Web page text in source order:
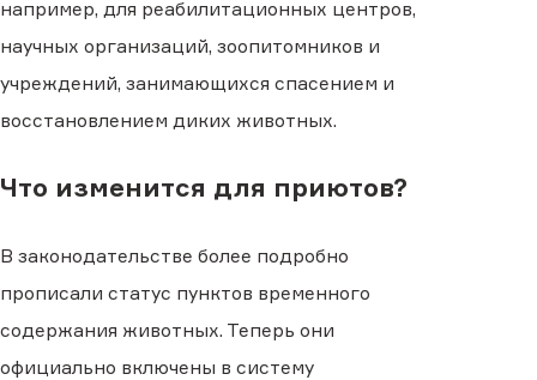
например, для реабилитационных центров,
научных организаций, зоопитомников и
учреждений, занимающихся спасением и
восстановлением диких животных.
Что изменится для приютов?
В законодательстве более подробно
прописали статус пунктов временного
содержания животных. Теперь они
официально включены в систему